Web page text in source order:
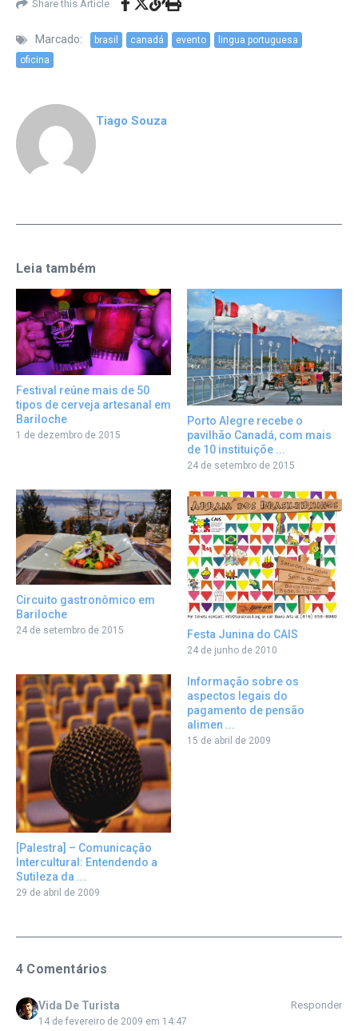
Share this Article
Marcado: brasil canadá evento
lingua portuguesa
oficina
Tiago Souza
Leia também
Festival reúne mais de 50
tipos de cerveja artesanal em
Bariloche
1 de dezembro de 2015
Porto Alegre recebe o
pavilhão Canadá, com mais
de 10 instituiçõe ...
24 de setembro de 2015
Circuito gastronômico em
Bariloche
24 de setembro de 2015 Festa Junina do CAIS
24 de junho de 2010
[Palestra] – Comunicação
Intercultural: Entendendo a
Sutileza da ...
29 de abril de 2009
Informação sobre os
aspectos legais do
pagamento de pensão
alimen ...
15 de abril de 2009
4 Comentários
Vida De Turista
14 de fevereiro de 2009 em 14:47
Responder